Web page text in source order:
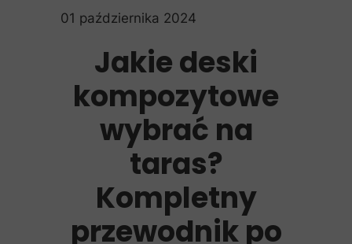
Jakie deski
kompozytowe
wybrać na
taras?
Kompletny
przewodnik po
01 października 2024